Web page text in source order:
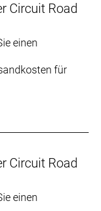
Circuit Road
einen
für
Circuit Road
einen